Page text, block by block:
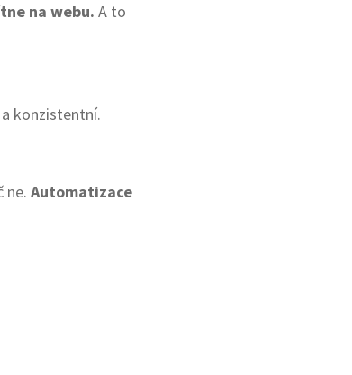
na webu. A to
konzistentní.
ne. Automatizace